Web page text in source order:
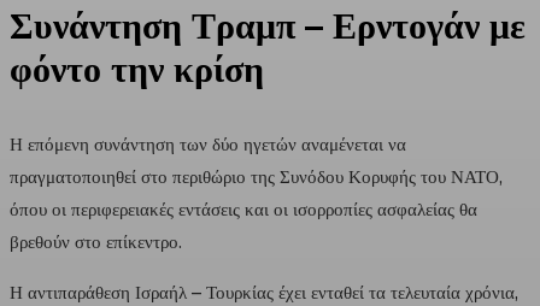
Συνάντηση Τραμπ – Ερντογάν με
φόντο την κρίση
Η επόμενη συνάντηση των δύο ηγετών αναμένεται να
πραγματοποιηθεί στο περιθώριο της Συνόδου Κορυφής του ΝΑΤΟ,
όπου οι περιφερειακές εντάσεις και οι ισορροπίες ασφαλείας θα
βρεθούν στο επίκεντρο.
Η αντιπαράθεση Ισραήλ – Τουρκίας έχει ενταθεί τα τελευταία χρόνια,